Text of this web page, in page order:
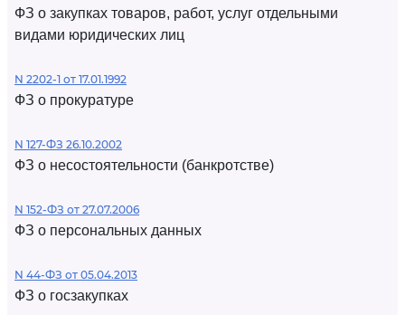
ФЗ о закупках товаров, работ, услуг отдельными
видами юридических лиц
N 2202-1 от 17.01.1992
ФЗ о прокуратуре
N 127-ФЗ 26.10.2002
ФЗ о несостоятельности (банкротстве)
N 152-ФЗ от 27.07.2006
ФЗ о персональных данных
N 44-ФЗ от 05.04.2013
ФЗ о госзакупках